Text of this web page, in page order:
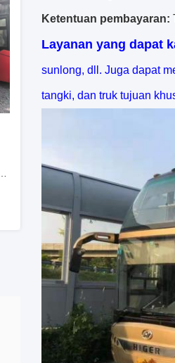
Ketentuan pembayaran:
Layanan yang dapat
sunlong, dll. Juga dapat
tangki, dan truk tujuan